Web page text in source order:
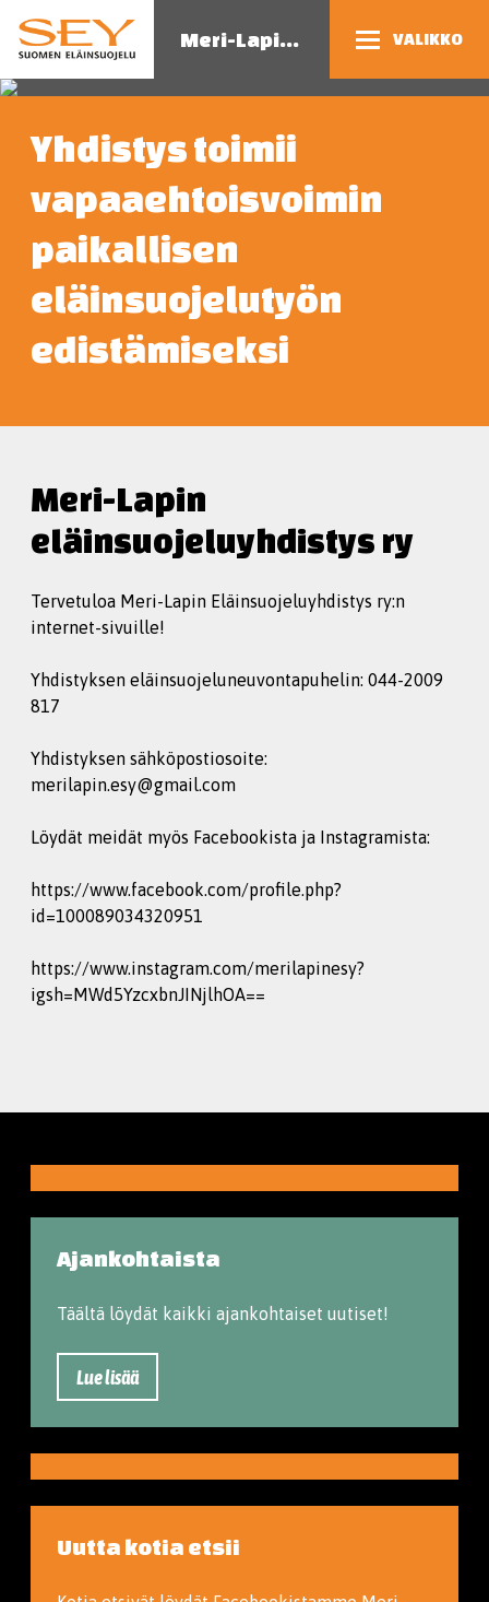
Meri-Lapin eläinsuojeluyhdistys VALIKKO
Yhdistys toimii
vapaaehtoisvoimin
paikallisen
eläinsuojelutyön
edistämiseksi
Meri-Lapin
eläinsuojeluyhdistys ry
Tervetuloa Meri-Lapin Eläinsuojeluyhdistys ry:n
internet-sivuille!
Yhdistyksen eläinsuojeluneuvontapuhelin: 044-2009
817
Yhdistyksen sähköpostiosoite:
merilapin.esy@gmail.com
Löydät meidät myös Facebookista ja Instagramista:
https://www.facebook.com/profile.php?
id=100089034320951
https://www.instagram.com/merilapinesy?
igsh=MWd5YzcxbnJINjlhOA==
Ajankohtaista
Täältä löydät kaikki ajankohtaiset uutiset!
Lue lisää
Uutta kotia etsii